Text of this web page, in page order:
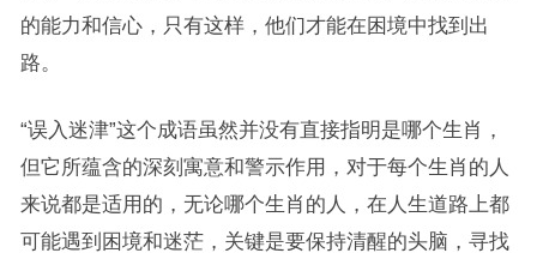
的能力和信心，只有这样，他们才能在困境中找到出
路。
“误入迷津”这个成语虽然并没有直接指明是哪个生肖，
但它所蕴含的深刻寓意和警示作用，对于每个生肖的人
来说都是适用的，无论哪个生肖的人，在人生道路上都
可能遇到困境和迷茫，关键是要保持清醒的头脑，寻找